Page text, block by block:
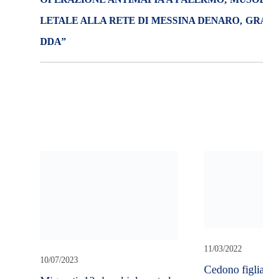
LETALE ALLA RETE DI MESSINA DENARO,
DDA”